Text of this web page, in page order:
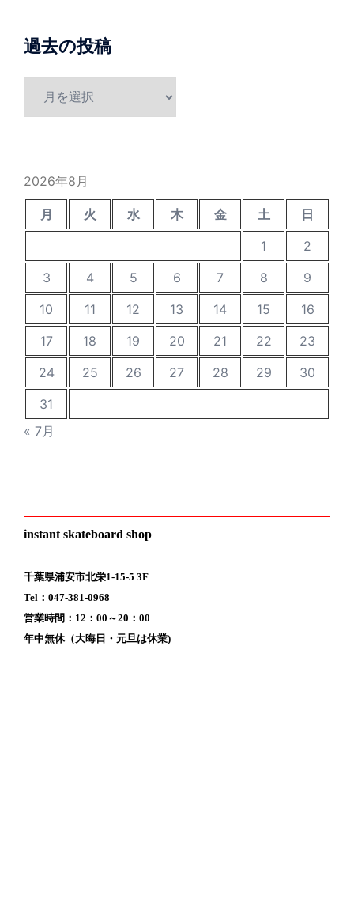
過去の投稿
2026年8月
月 火 水 木 金 土
日
1
2
3
4 5 6 7 8
9
10
11 12 13 14 15
16
17
18 19 20 21 22
23
24
25 26 27 28 29
30
31
« 7月
instant skateboard shop
千葉県浦安市北栄1-15-5 3F
Tel：047-381-0968
営業時間：12：00～20：00
年中無休（大晦日・元旦は休業)